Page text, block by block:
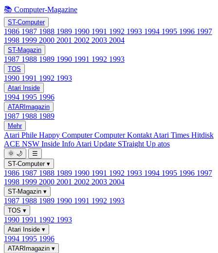
📚 Computer-Magazine
ST-Computer
1986 1987 1988 1989 1990 1991 1992 1993 1994 1995 1996 1997
1998 1999 2000 2001 2002 2003 2004
ST-Magazin
1987 1988 1989 1990 1991 1992 1993
TOS
1990 1991 1992 1993
Atari Inside
1994 1995 1996
ATARImagazin
1987 1988 1989
Mehr
Atari Phile Happy ComputerComputer Kontakt Atari Times Hitdisk
ACE NSW Inside Info Atari Update STraight Up atos
🌞 🌙
☰
ST-Computer ▾
1986 1987 1988 1989 1990 1991 1992 1993 1994 1995 1996 1997
1998 1999 2000 2001 2002 2003 2004
ST-Magazin ▾
1987 1988 1989 1990 1991 1992 1993
TOS ▾
1990 1991 1992 1993
Atari Inside ▾
1994 1995 1996
ATARImagazin ▾